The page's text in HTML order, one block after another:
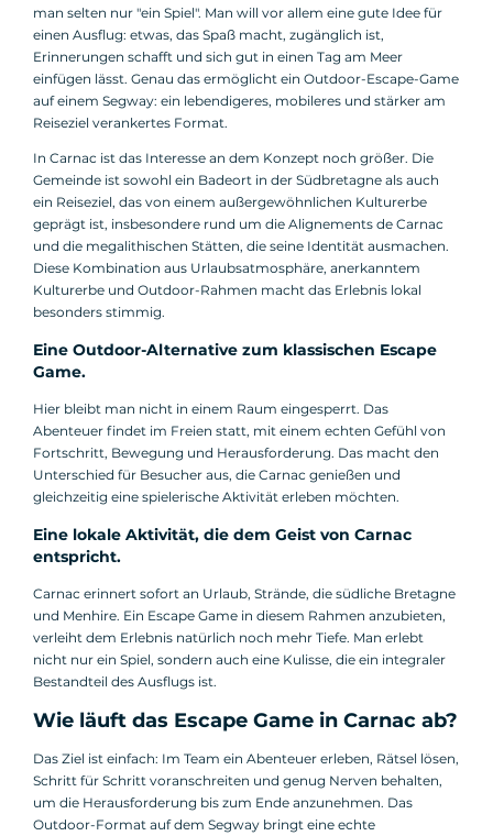
man selten nur "ein Spiel". Man will vor allem eine gute Idee für
einen Ausflug: etwas, das Spaß macht, zugänglich ist,
Erinnerungen schafft und sich gut in einen Tag am Meer
einfügen lässt. Genau das ermöglicht ein Outdoor-Escape-Game
auf einem Segway: ein lebendigeres, mobileres und stärker am
Reiseziel verankertes Format.
In Carnac ist das Interesse an dem Konzept noch größer. Die
Gemeinde ist sowohl ein Badeort in der Südbretagne als auch
ein Reiseziel, das von einem außergewöhnlichen Kulturerbe
geprägt ist, insbesondere rund um die Alignements de Carnac
und die megalithischen Stätten, die seine Identität ausmachen.
Diese Kombination aus Urlaubsatmosphäre, anerkanntem
Kulturerbe und Outdoor-Rahmen macht das Erlebnis lokal
besonders stimmig.
Eine Outdoor-Alternative zum klassischen Escape
Game.
Hier bleibt man nicht in einem Raum eingesperrt. Das
Abenteuer findet im Freien statt, mit einem echten Gefühl von
Fortschritt, Bewegung und Herausforderung. Das macht den
Unterschied für Besucher aus, die Carnac genießen und
gleichzeitig eine spielerische Aktivität erleben möchten.
Eine lokale Aktivität, die dem Geist von Carnac
entspricht.
Carnac erinnert sofort an Urlaub, Strände, die südliche Bretagne
und Menhire. Ein Escape Game in diesem Rahmen anzubieten,
verleiht dem Erlebnis natürlich noch mehr Tiefe. Man erlebt
nicht nur ein Spiel, sondern auch eine Kulisse, die ein integraler
Bestandteil des Ausflugs ist.
Wie läuft das Escape Game in Carnac ab?
Das Ziel ist einfach: Im Team ein Abenteuer erleben, Rätsel lösen,
Schritt für Schritt voranschreiten und genug Nerven behalten,
um die Herausforderung bis zum Ende anzunehmen. Das
Outdoor-Format auf dem Segway bringt eine echte